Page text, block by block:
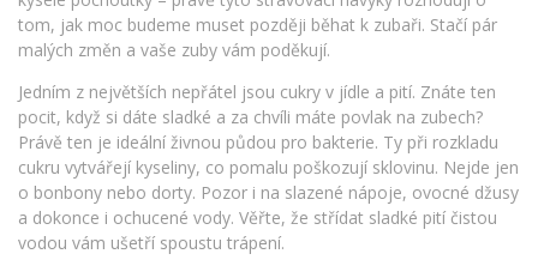
tom, jak moc budeme muset později běhat k zubaři. Stačí pár
malých změn a vaše zuby vám poděkují.
Jedním z největších nepřátel jsou cukry v jídle a pití. Znáte ten
pocit, když si dáte sladké a za chvíli máte povlak na zubech?
Právě ten je ideální živnou půdou pro bakterie. Ty při rozkladu
cukru vytvářejí kyseliny, co pomalu poškozují sklovinu. Nejde jen
o bonbony nebo dorty. Pozor i na slazené nápoje, ovocné džusy
a dokonce i ochucené vody. Věřte, že střídat sladké pití čistou
vodou vám ušetří spoustu trápení.